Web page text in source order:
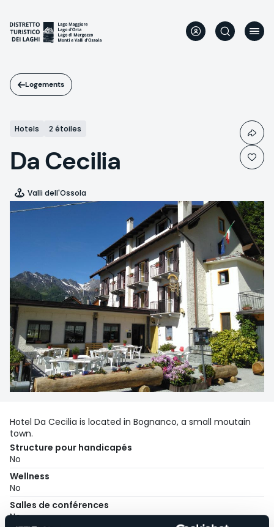
contenu
principal
Logements
Hotels 2 étoiles
Da Cecilia
Valli dell'Ossola
Hotel Da Cecilia is located in Bognanco, a small moutain
town.
Structure pour handicapés
No
Wellness
No
Salles de conférences
No